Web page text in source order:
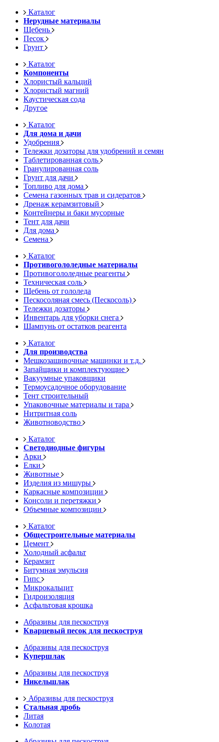
Каталог
Нерудные материалы
Щебень
Песок
Грунт
Каталог
Компоненты
Хлористый кальций
Хлористый магний
Каустическая сода
Другое
Каталог
Для дома и дачи
Удобрения
Тележки дозаторы для удобрений и семян
Таблетированная соль
Гранулированная соль
Грунт для дачи
Топливо для дома
Семена газонных трав и сидератов
Дренаж керамзитовый
Контейнеры и баки мусорные
Тент для дачи
Для дома
Семена
Каталог
Противогололедные материалы
Противогололедные реагенты
Техническая соль
Щебень от гололеда
Пескосоляная смесь (Пескосоль)
Тележки дозаторы
Инвентарь для уборки снега
Шампунь от остатков реагента
Каталог
Для производства
Мешкозашивочные машинки и т.д.
Запайщики и комплектующие
Вакуумные упаковщики
Термоусадочное оборудование
Тент строительный
Упаковочные материалы и тара
Нитритная соль
Животноводство
Каталог
Светодиодные фигуры
Арки
Елки
Животные
Изделия из мишуры
Каркасные композиции
Консоли и перетяжки
Объемные композиции
Каталог
Общестроительные материалы
Цемент
Холодный асфальт
Керамзит
Битумная эмульсия
Гипс
Микрокальцит
Гидроизоляция
Асфальтовая крошка
Абразивы для пескоструя
Кварцевый песок для пескоструя
Абразивы для пескоструя
Купершлак
Абразивы для пескоструя
Никельшлак
Абразивы для пескоструя
Стальная дробь
Литая
Колотая